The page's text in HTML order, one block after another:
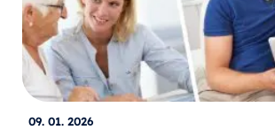
09. 01. 2026